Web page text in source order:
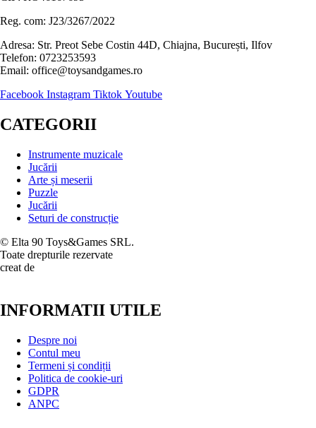
Reg. com: J23/3267/2022
Adresa: Str. Preot Sebe Costin 44D, Chiajna, București, Ilfov
Telefon: 0723253593
Email: office@toysandgames.ro
Facebook Instagram Tiktok Youtube
CATEGORII
Instrumente muzicale
Jucării
Arte și meserii
Puzzle
Jucării
Seturi de construcție
© Elta 90 Toys&Games SRL.
Toate drepturile rezervate
creat de
INFORMATII UTILE
Despre noi
Contul meu
Termeni și condiții
Politica de cookie-uri
GDPR
ANPC